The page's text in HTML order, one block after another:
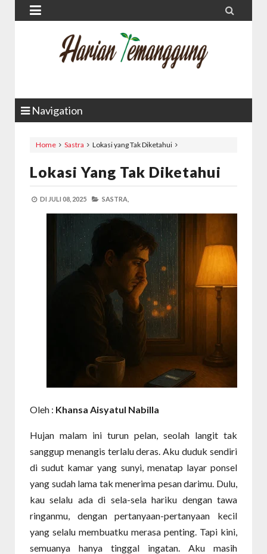
 
Navigation
Home Sastra Lokasi yang Tak Diketahui
Lokasi Yang Tak Diketahui
DI JULI 08, 2025 SASTRA,
Oleh : Khansa Aisyatul Nabilla
Hujan malam ini turun pelan, seolah langit tak
sanggup menangis terlalu deras. Aku duduk sendiri
di sudut kamar yang sunyi, menatap layar ponsel
yang sudah lama tak menerima pesan darimu. Dulu,
kau selalu ada di sela-sela hariku dengan tawa
ringanmu, dengan pertanyaan-pertanyaan kecil
yang selalu membuatku merasa penting. Tapi kini,
semuanya hanya tinggal ingatan. Aku masih